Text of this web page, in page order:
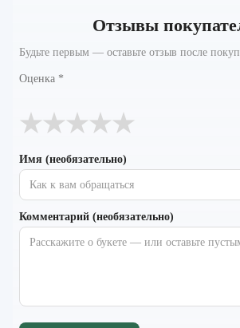
Отзывы
Будьте первым — оставьте отзыв после
Оценка *
★
★
★
★
★
Имя (необязательно)
Комментарий (необязательно)